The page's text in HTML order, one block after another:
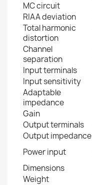
MC circuit
RIAA deviation
Total harmonic
distortion
Channel
separation
Input terminals
Input sensitivity
Adaptable
impedance
Gain
Output terminals
Output impedance
Power input
Dimensions
Weight